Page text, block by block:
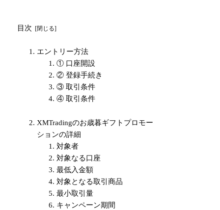
目次
エントリー方法
① 口座開設
② 登録手続き
③ 取引条件
④ 取引条件
XMTradingのお歳暮ギフトプロモー
ションの詳細
対象者
対象なる口座
最低入金額
対象となる取引商品
最小取引量
キャンペーン期間